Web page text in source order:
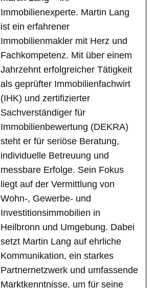
Immobilienexperte. Martin Lang
ist ein erfahrener
Immobilienmakler mit Herz und
Fachkompetenz. Mit über einem
Jahrzehnt erfolgreicher Tätigkeit
als geprüfter Immobilienfachwirt
(IHK) und zertifizierter
Sachverständiger für
Immobilienbewertung (DEKRA)
steht er für seriöse Beratung,
individuelle Betreuung und
messbare Erfolge. Sein Fokus
liegt auf der Vermittlung von
Wohn-, Gewerbe- und
Investitionsimmobilien in
Heilbronn und Umgebung. Dabei
setzt Martin Lang auf ehrliche
Kommunikation, ein starkes
Partnernetzwerk und umfassende
Marktkenntnisse, um für seine